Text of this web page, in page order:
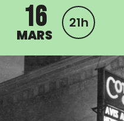
16
MARS
21h